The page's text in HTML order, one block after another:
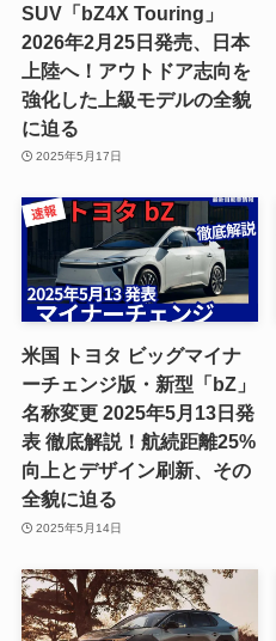
SUV「bZ4X Touring」
2026年2月25日発売、日本
上陸へ！アウトドア志向を
強化した上級モデルの全貌
に迫る
2025年5月17日
米国 トヨタ ビッグマイナ
ーチェンジ版・新型「bZ」
名称変更 2025年5月13日発
表 徹底解説！航続距離25%
向上とデザイン刷新、その
全貌に迫る
2025年5月14日